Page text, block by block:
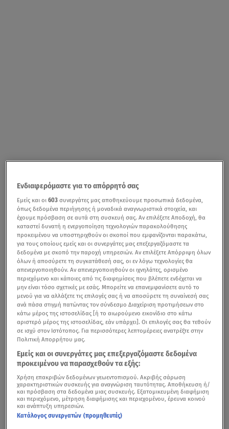
Ενδιαφερόμαστε για το απόρρητό σας
Εμείς και οι603 συνεργάτες μας αποθηκεύουμε προσωπικά δεδομένα,
όπως δεδομένα περιήγησης ή μοναδικά αναγνωριστικά στοιχεία, και
έχουμε πρόσβαση σε αυτά στη συσκευή σας. Αν επιλέξετε Αποδοχή, θα
καταστεί δυνατή η ενεργοποίηση τεχνολογιών παρακολούθησης
προκειμένου να υποστηριχθούν οι σκοποί που εμφανίζονται παρακάτω,
για τους οποίους εμείς και οι συνεργάτες μας επεξεργαζόμαστε τα
δεδομένα με σκοπό την παροχή υπηρεσιών. Αν επιλέξετε Απόρριψη όλων
όλων ή αποσύρετε τη συγκατάθεσή σας, οι εν λόγω τεχνολογίες θα
απενεργοποιηθούν. Αν απενεργοποιηθούν οι ιχνηλάτες, ορισμένο
περιεχόμενο και κάποιες από τις διαφημίσεις που βλέπετε ενδέχεται να
μην είναι τόσο σχετικές με εσάς. Μπορείτε να επανεμφανίσετε αυτό το
μενού για να αλλάξετε τις επιλογές σας ή να αποσύρετε τη συναίνεσή σας
ανά πάσα στιγμή πατώντας τον σύνδεσμο Διαχείριση προτιμήσεων στο
κάτω μέρος της ιστοσελίδας [ή το αιωρούμενο εικονίδιο στο κάτω
αριστερό μέρος της ιστοσελίδας, εάν υπάρχει]. Οι επιλογές σας θα τεθούν
σε ισχύ στον Ιστότοπος. Για περισσότερες λεπτομέρειες ανατρέξτε στην
Πολιτική Απορρήτου μας.
Εμείς και οι συνεργάτες μας επεξεργαζόμαστε δεδομένα
προκειμένου να παρασχεθούν τα εξής:
Χρήση επακριβών δεδομένων γεωεντοπισμού. Ακριβής σάρωση
χαρακτηριστικών συσκευής για αναγνώριση ταυτότητας. Αποθήκευση ή/
και πρόσβαση στα δεδομένα μιας συσκευής. Εξατομικευμένη διαφήμιση
και περιεχόμενο, μέτρηση διαφήμισης και περιεχομένου, έρευνα κοινού
και ανάπτυξη υπηρεσιών.
Κατάλογος συνεργατών (προμηθευτές)